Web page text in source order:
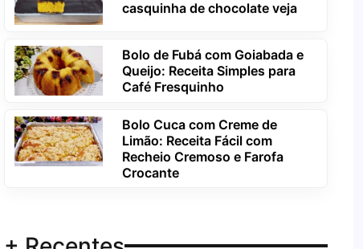
casquinha de chocolate veja
Bolo de Fubá com Goiabada e
Queijo: Receita Simples para
Café Fresquinho
Bolo Cuca com Creme de
Limão: Receita Fácil com
Recheio Cremoso e Farofa
Crocante